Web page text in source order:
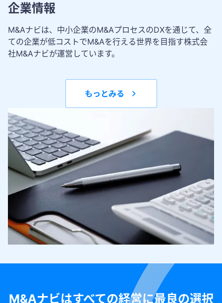
企業情報
M&Aナビは、中小企業のM&AプロセスのDXを通じて、全
ての企業が低コストでM&Aを行える世界を目指す株式会
社M&Aナビが運営しています。
もっとみる
M&Aナビはすべての経営に最良の選択